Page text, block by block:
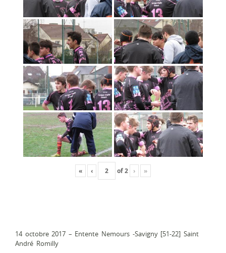
« ‹ of2 › »
14 octobre 2017 – Entente Nemours -Savigny [51-22] Saint
André Romilly